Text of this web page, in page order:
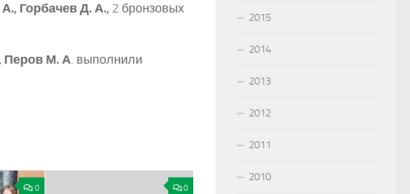
Горбачев Д. А., 2 бронзовых
Перов М. А. выполнили
0 0
2015
2014
2013
2012
2011
2010